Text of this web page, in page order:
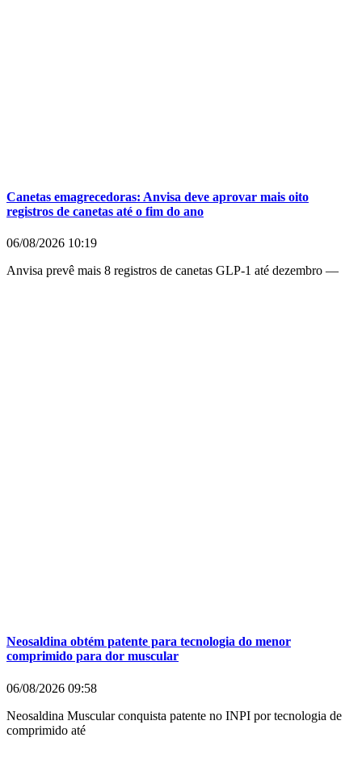
Canetas emagrecedoras: Anvisa deve aprovar mais oito
registros de canetas até o fim do ano
06/08/2026 10:19
Anvisa prevê mais 8 registros de canetas GLP-1 até dezembro —
Neosaldina obtém patente para tecnologia do menor
comprimido para dor muscular
06/08/2026 09:58
Neosaldina Muscular conquista patente no INPI por tecnologia de
comprimido até